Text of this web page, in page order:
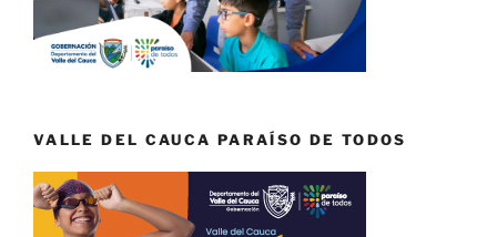
VALLE DEL CAUCA PARAÍSO DE TODOS